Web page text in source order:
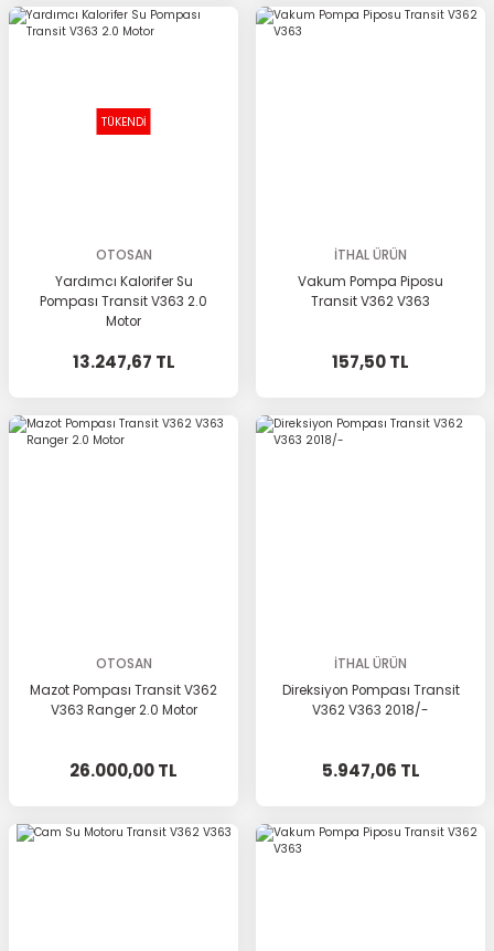
TÜKENDİ
OTOSAN
Yardımcı Kalorifer Su
Pompası Transit V363 2.0
Motor
13.247,67 TL
İTHAL ÜRÜN
Vakum Pompa Piposu
Transit V362 V363
157,50 TL
OTOSAN
Mazot Pompası Transit V362
V363 Ranger 2.0 Motor
26.000,00 TL
İTHAL ÜRÜN
Direksiyon Pompası Transit
V362 V363 2018/-
5.947,06 TL